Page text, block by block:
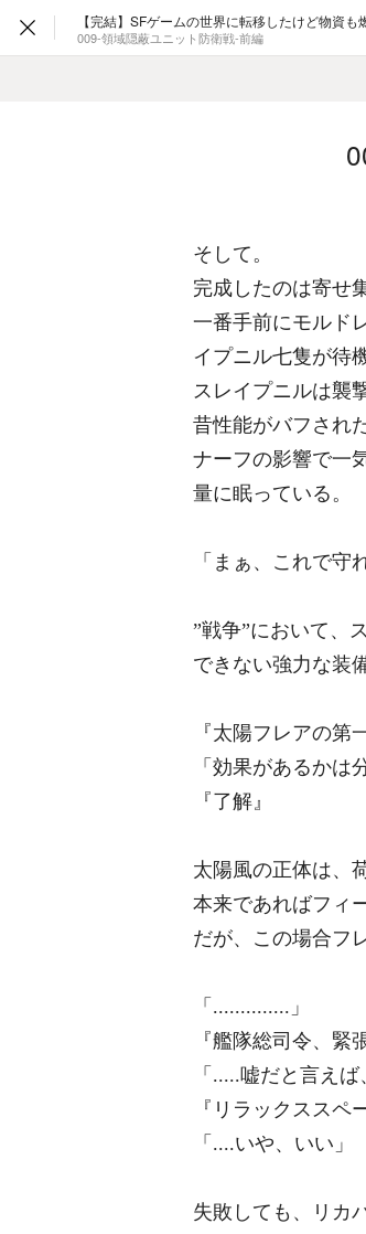
009-領域隠蔽ユニット防衛戦-前編
そして。
完成したのは寄せ
一番手前にモルド
イプニル七隻が待
スレイプニルは襲
昔性能がバフされ
ナーフの影響で一
量に眠っている。
「まぁ、これで守
”戦争”において、
できない強力な装
『太陽フレアの第
「効果があるかは
『了解』
太陽風の正体は、
本来であればフィ
だが、この場合フ
「..............」
『艦隊総司令、緊
「.....嘘だと言え
『リラックススペ
「....いや、いい」
失敗しても、リカ